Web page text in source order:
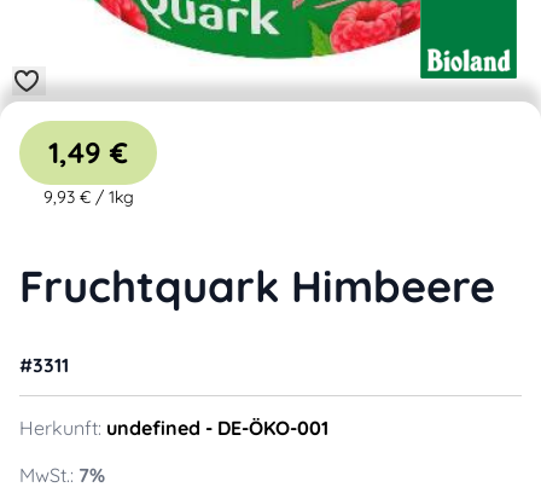
Fruchtquark Himbeere
#3311
Herkunft: undefined - DE-ÖKO-001
MwSt.: 7%
1,49 €
9,93 €/ 1kg